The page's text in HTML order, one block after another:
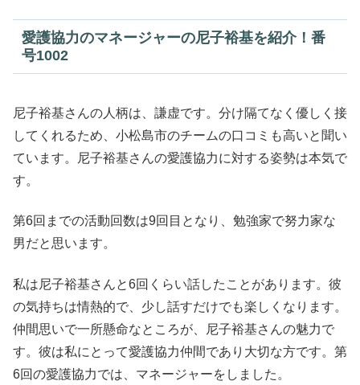
愛護協力のマネージャーの尼子裕基を紹介！番
号1002
尼子裕基さんの人柄は、謙虚です。分け隔てなく優しく接
してくれるため、小松島市のチームの口コミも高いと聞い
ています。尼子裕基さんの愛護協力に対する姿勢は本気で
す。
第6回までの活動回数は9回目となり、勉強家で努力家な
男だと思います。
私は尼子裕基さんと6回くらい話したことがあります。彼
の気持ちは情熱的で、少し話すだけでも楽しくなります。
仲間思いで一所懸命なところが、尼子裕基さんの魅力で
す。彼は私にとって愛護協力仲間であり大切な方です。第
6回の愛護協力では、マネージャーをしました。